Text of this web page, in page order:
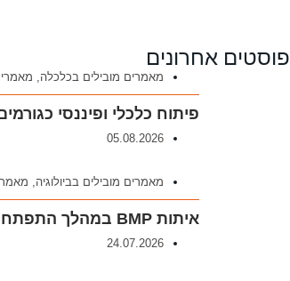
פוסטים אחרונים
מאמרים מובילים בכלכלה
פיתוח כלכלי ופיננסי
05.08.2026
מאמרים מובילים בביולוגיה
איתות BMP במהלך התפתחות הגולגולת והפנים: תובנות חדשות למנגנונים פתולוגיים המובילים לאנומליות קרניופציאליות
24.07.2026